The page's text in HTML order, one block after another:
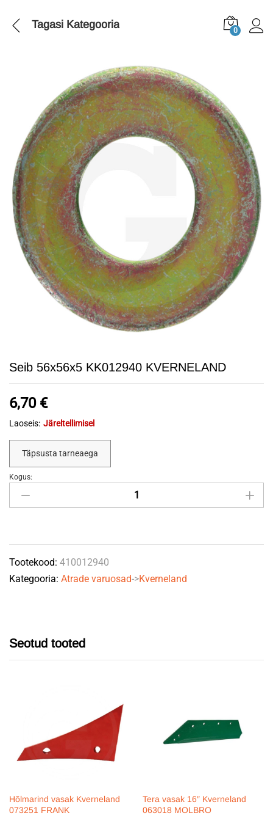
Tagasi Kategooria 0
Seib 56x56x5 KK012940 KVERNELAND
6,70 €
Laoseis: Järeltellimisel
Täpsusta tarneaega
Seib
56x56x5
quantity
Kogus:
Tootekood: 410012940
Kategooria: Atrade varuosad->Kverneland
Seotud tooted
Hõlmarind vasak Kverneland
073251 FRANK
Tera vasak 16″ Kverneland
063018 MOLBRO